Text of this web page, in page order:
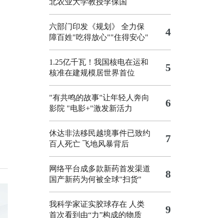
北农业大学教授李保国
六部门印发《规划》 全力保
障百姓"吃得放心""住得安心"
4
1.25亿千瓦！我国核电在运和
核准在建规模居世界首位
5
"有共鸣的故事"让年轻人奔向
影院 "电影+"激发新活力 6
休达非法移民越境事件已致约
百人死亡 飞地风暴背后 7
网络平台成多款新药首发渠道
国产新药为何被全球"扫货"
8
我科学家证实胶球存在 人类
首次看到由“力”构成的物质
9